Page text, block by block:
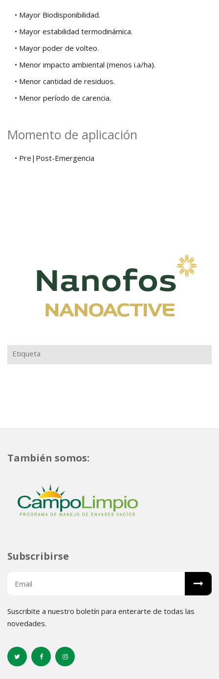
• Mayor Biodisponibilidad.
• Mayor estabilidad termodinámica.
• Mayor poder de volteo.
• Menor impacto ambiental (menos i.a/ha).
• Menor cantidad de residuos.
• Menor período de carencia.
Momento de aplicación
• Pre|Post-Emergencia
Etiqueta
También somos:
Subscribirse
Suscribite a nuestro boletín para enterarte de todas las
novedades.